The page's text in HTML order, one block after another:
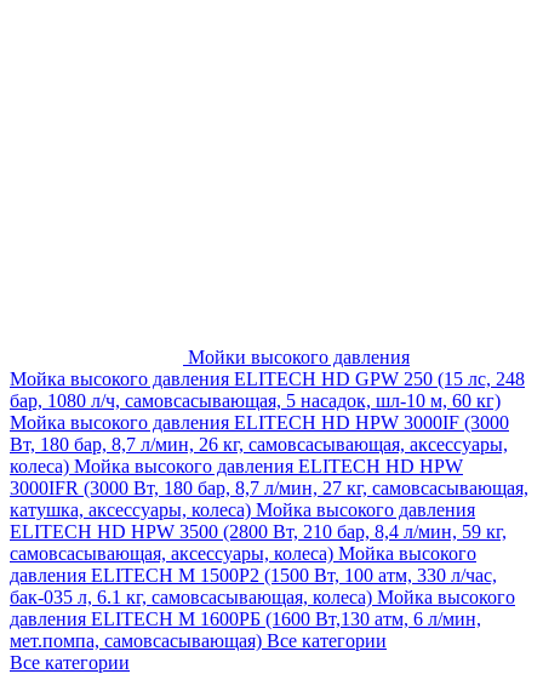
Мойки высокого давления
Мойка высокого давления ELITECH HD GPW 250 (15 лс, 248
бар, 1080 л/ч, самовсасывающая, 5 насадок, шл-10 м, 60 кг)
Мойка высокого давления ELITECH HD HPW 3000IF (3000
Вт, 180 бар, 8,7 л/мин, 26 кг, самовсасывающая, аксессуары,
колеса) Мойка высокого давления ELITECH HD HPW
3000IFR (3000 Вт, 180 бар, 8,7 л/мин, 27 кг, самовсасывающая,
катушка, аксессуары, колеса) Мойка высокого давления
ELITECH HD HPW 3500 (2800 Вт, 210 бар, 8,4 л/мин, 59 кг,
самовсасывающая, аксессуары, колеса) Мойка высокого
давления ELITECH M 1500P2 (1500 Вт, 100 атм, 330 л/час,
бак-035 л, 6.1 кг, самовсасывающая, колеса) Мойка высокого
давления ELITECH М 1600РБ (1600 Вт,130 атм, 6 л/мин,
мет.помпа, самовсасывающая) Все категории
Все категории